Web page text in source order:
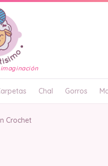
Chal Gorros
Crochet